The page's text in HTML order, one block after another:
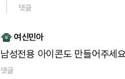
댓글
여신민아
남성전용 아이콘도 만들어주세
댓글